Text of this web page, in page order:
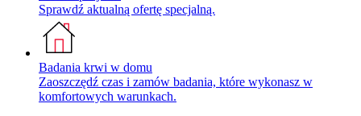
Sprawdź aktualną ofertę specjalną.
Badania krwi w domu
Zaoszczędź czas i zamów badania, które wykonasz w
komfortowych warunkach.